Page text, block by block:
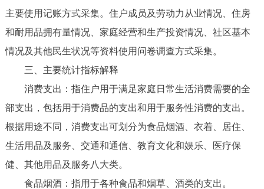
主要使用记账方式采集。住户成员及劳动力从业情况、住房
和耐用品拥有量情况、家庭经营和生产投资情况、社区基本
情况及其他民生状况等资料使用问卷调查方式采集。
三、主要统计指标解释
消费支出：指住户用于满足家庭日常生活消费需要的全
部支出，包括用于消费品的支出和用于服务性消费的支出。
根据用途不同，消费支出可划分为食品烟酒、衣着、居住、
生活用品及服务、交通和通信、教育文化和娱乐、医疗保
健、其他用品及服务八大类。
食品烟酒：指用于各种食品和烟草、酒类的支出。